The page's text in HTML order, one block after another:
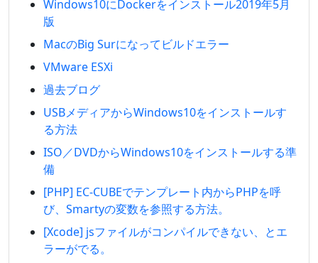
Windows10にDockerをインストール2019年5月
版
MacのBig Surになってビルドエラー
VMware ESXi
過去ブログ
USBメディアからWindows10をインストールす
る方法
ISO／DVDからWindows10をインストールする準
備
[PHP] EC-CUBEでテンプレート内からPHPを呼
び、Smartyの変数を参照する方法。
[Xcode] jsファイルがコンパイルできない、とエ
ラーがでる。